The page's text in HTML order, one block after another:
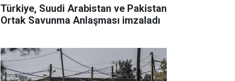
Türkiye, Suudi Arabistan ve Pakistan
Ortak Savunma Anlaşması imzaladı